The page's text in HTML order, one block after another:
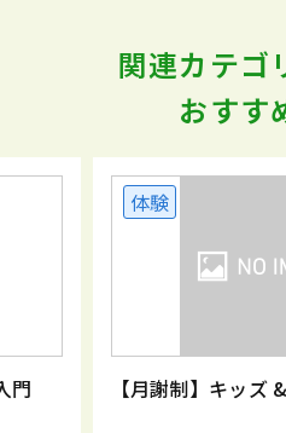
関連カテゴ
おすす
門
体験
【月謝制】キッズ